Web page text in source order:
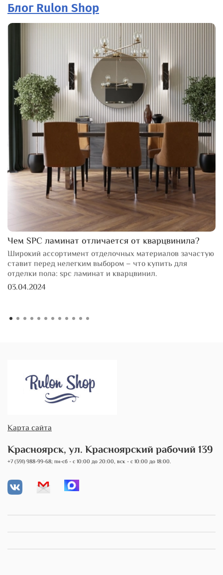
Блог Rulon Shop
Чем SPC ламинат отличается от кварцвинила?
Широкий ассортимент отделочных материалов зачастую
ставит перед нелегким выбором – что купить для
отделки пола: spc ламинат и кварцвинил.
03.04.2024
Красноярск, ул. Красноярский рабочий 139
+7 (391) 988-99-68; пн-сб - с 10:00 до 20:00, вск - с 10:00 до 18:00.
Карта сайта